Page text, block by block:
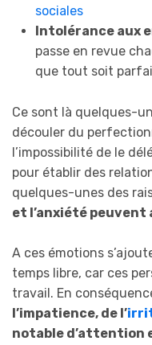
sociales
Intolérance aux
passe en revue
que tout soit
Ce sont là quelques-
découler du
l’impossibilité de le
pour établir des
quelques-unes des
et l’anxiété peuvent
A ces émotions
temps libre, car ces
travail. En
l’impatience, de l’
notable d’attention